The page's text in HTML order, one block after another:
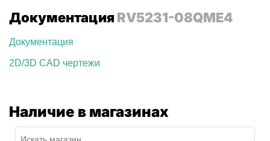
Документация RV5231-08QME4
Документация
2D/3D CAD чертежи
Наличие в магазинах